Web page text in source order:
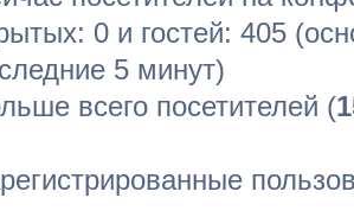
0 и гостей: 405
5 минут)
всего посетителей (